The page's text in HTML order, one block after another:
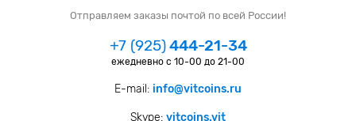
Отправляем заказы почтой по всей России!
+7 (925)444-21-34
ежедневно с 10-00 до 21-00
E-mail: info@vitcoins.ru
Skype: vitcoins.vit